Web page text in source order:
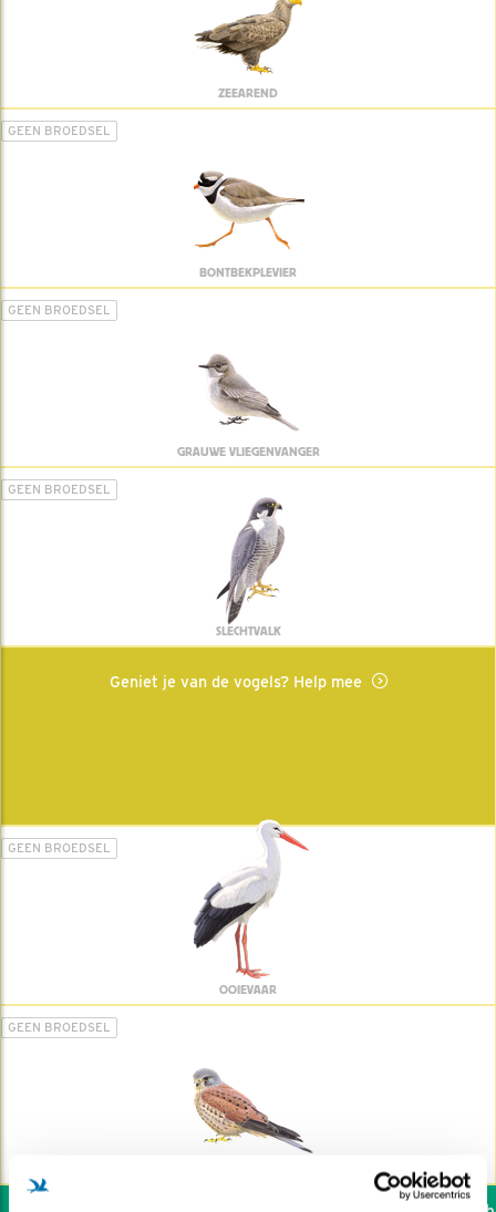
ZEEAREND
GEEN BROEDSEL
BONTBEKPLEVIER
GEEN BROEDSEL
GRAUWE VLIEGENVANGER
GEEN BROEDSEL
SLECHTVALK
Geniet je van de vogels? Help mee
GEEN BROEDSEL
OOIEVAAR
GEEN BROEDSEL